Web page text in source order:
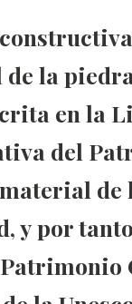
la
en la
del
de
y por